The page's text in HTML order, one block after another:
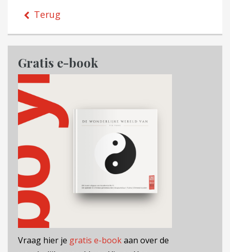
Terug
Gratis e-book
Vraag hier je gratis e-bookaan over de